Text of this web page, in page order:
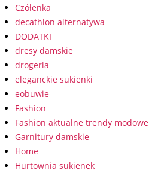
Czółenka
decathlon alternatywa
DODATKI
dresy damskie
drogeria
eleganckie sukienki
eobuwie
Fashion
Fashion aktualne trendy modowe
Garnitury damskie
Home
Hurtownia sukienek